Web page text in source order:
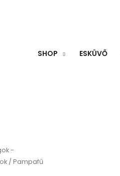
SHOP ESKÜVŐ
-
/ Pampafű